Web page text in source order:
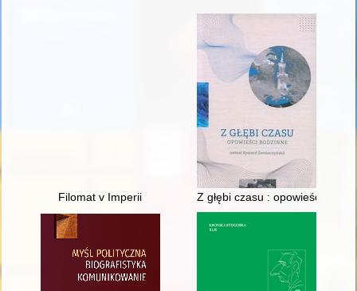
Filomat v Imperii Z głębi czasu : opowieści